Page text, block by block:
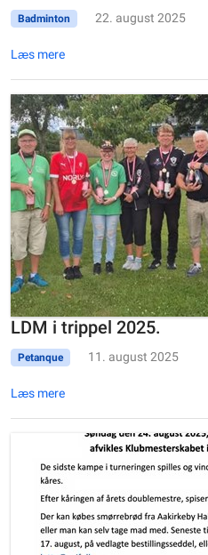
Badminton 22. august 2025
Læs mere
LDM i trippel 2025.
Petanque 11. august 2025
Læs mere